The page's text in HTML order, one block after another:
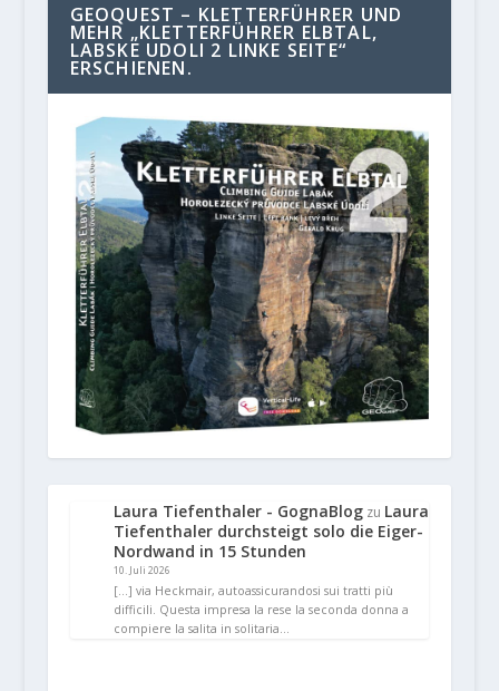
GEOQUEST – KLETTERFÜHRER UND
MEHR „KLETTERFÜHRER ELBTAL,
LABSKE UDOLI 2 LINKE SEITE“
ERSCHIENEN.
Laura Tiefenthaler - GognaBlogzu Laura
Tiefenthaler durchsteigt solo die Eiger-
Nordwand in 15 Stunden
10. Juli 2026
[…] via Heckmair, autoassicurandosi sui tratti più
difficili. Questa impresa la rese la seconda donna a
compiere la salita in solitaria…